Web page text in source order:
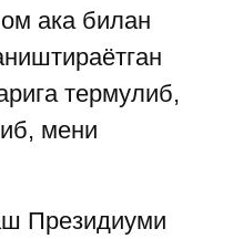
ака билан
термулиб,
мени
Президиуми